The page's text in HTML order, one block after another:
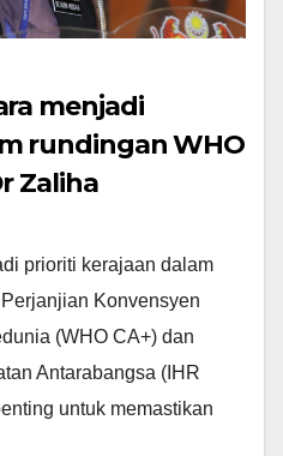
menjadi
rundingan WHO
Zaliha
prioriti kerajaan dalam
Konvensyen
(WHO CA+) dan
Antarabangsa (IHR
untuk memastikan